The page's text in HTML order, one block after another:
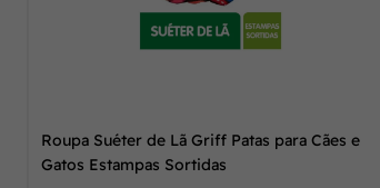
Roupa Suéter de Lã Griff Patas para Cães e
Gatos Estampas Sortidas